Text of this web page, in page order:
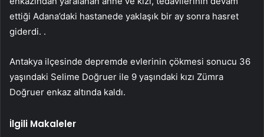
ettiği Adana’daki hastanede yaklaşık bir ay sonra hasret
giderdi. .
Antakya ilçesinde depremde evlerinin çökmesi sonucu 36
yaşındaki Selime Doğruer ile 9 yaşındaki kızı Zümra
Doğruer enkaz altında kaldı.
İlgili Makaleler